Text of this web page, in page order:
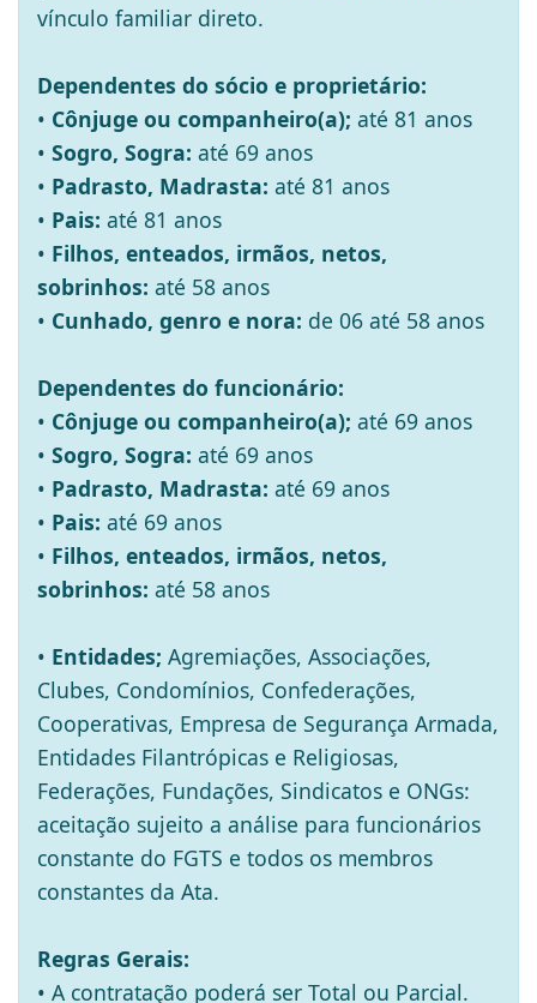
vínculo familiar direto.
Dependentes do sócio e proprietário:
• Cônjuge ou companheiro(a); até 81 anos
• Sogro, Sogra: até 69 anos
• Padrasto, Madrasta: até 81 anos
• Pais: até 81 anos
• Filhos, enteados, irmãos, netos,
sobrinhos: até 58 anos
• Cunhado, genro e nora: de 06 até 58 anos
Dependentes do funcionário:
• Cônjuge ou companheiro(a); até 69 anos
• Sogro, Sogra: até 69 anos
• Padrasto, Madrasta: até 69 anos
• Pais: até 69 anos
• Filhos, enteados, irmãos, netos,
sobrinhos: até 58 anos
• Entidades; Agremiações, Associações,
Clubes, Condomínios, Confederações,
Cooperativas, Empresa de Segurança Armada,
Entidades Filantrópicas e Religiosas,
Federações, Fundações, Sindicatos e ONGs:
aceitação sujeito a análise para funcionários
constante do FGTS e todos os membros
constantes da Ata.
Regras Gerais:
• A contratação poderá ser Total ou Parcial.